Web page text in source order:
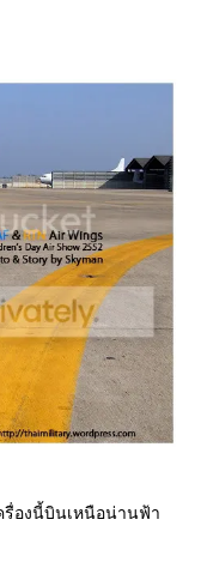
รื่องนี้บินเหนือน่านฟ้า